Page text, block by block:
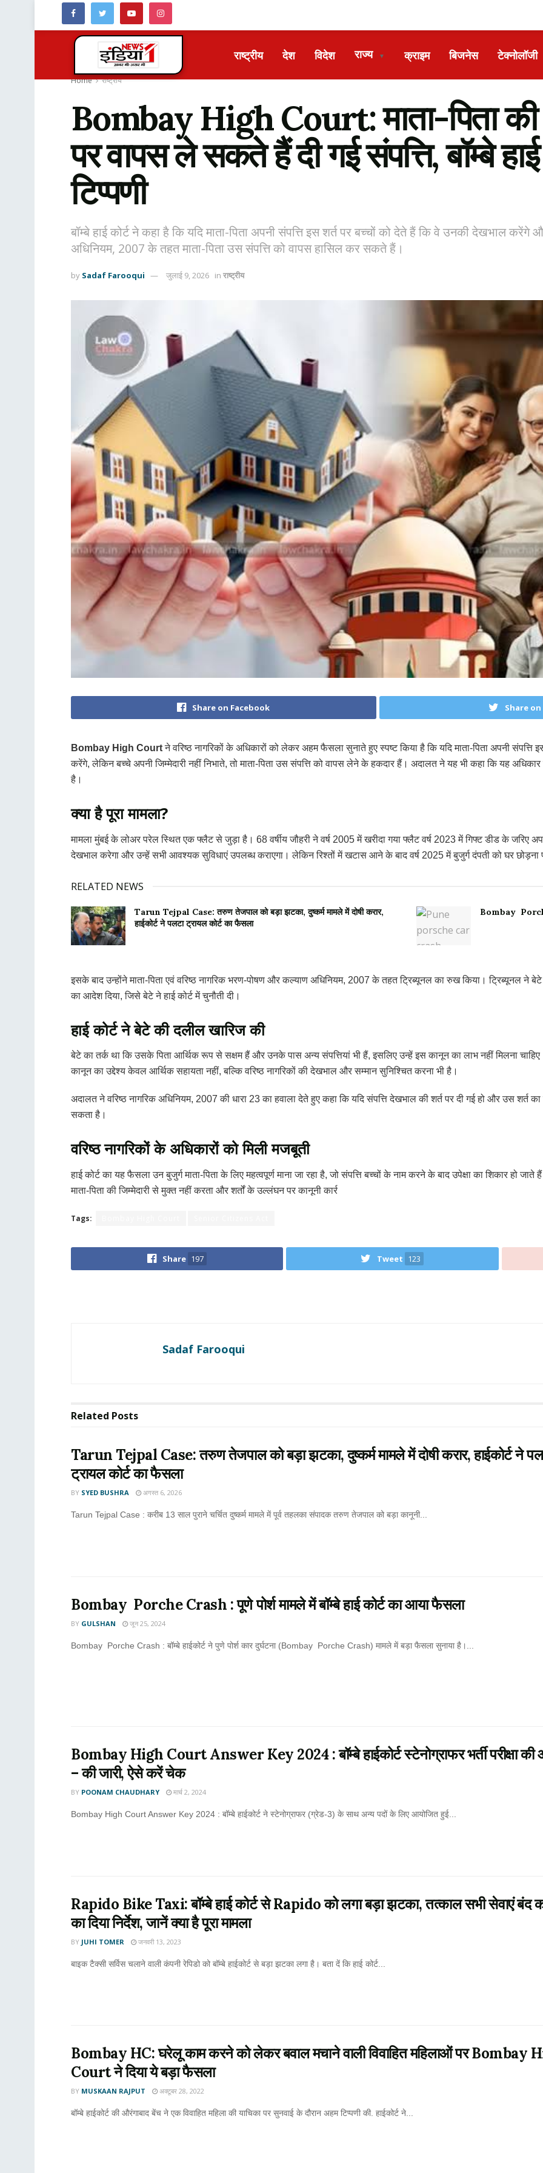
राष्ट्रीय देश विदेश राज्य ▼ क्राइम बिजनेस टेक्नोलॉजी
Home राष्ट्रीय
Bombay High Court: माता-पिता
पर वापस ले सकते हैं दी गई संपत्ति, बॉम्बे
टिप्पणी
बॉम्बे हाई कोर्ट ने कहा है कि यदि माता-पिता अपनी संपत्ति इस शर्त पर बच्चों को देते हैं कि वे उनकी देखभाल करेंगे
अधिनियम, 2007 के तहत माता-पिता उस संपत्ति को वापस हासिल कर सकते हैं।
by Sadaf Farooqui जुलाई 9, 2026 in राष्ट्रीय
Share on Facebook Share
Bombay High Courtने वरिष्ठ नागरिकों के अधिकारों को लेकर अहम फैसला सुनाते हुए स्पष्ट किया है कि यदि माता-पिता अपनी
करेंगे, लेकिन बच्चे अपनी जिम्मेदारी नहीं निभाते, तो माता-पिता उस संपत्ति को वापस लेने के हकदार हैं। अदालत ने यह भी कहा कि यह
है।
क्या है पूरा मामला?
मामला मुंबई के लोअर परेल स्थित एक फ्लैट से जुड़ा है। 68 वर्षीय जौहरी ने वर्ष 2005 में खरीदा गया फ्लैट वर्ष 2023 में गिफ्ट डीड के जरिए
देखभाल करेगा और उन्हें सभी आवश्यक सुविधाएं उपलब्ध कराएगा। लेकिन रिश्तों में खटास आने के बाद वर्ष 2025 में बुजुर्ग दंपती को घर छोड़ना
RELATED NEWS
Tarun Tejpal Case: तरुण तेजपाल को बड़ा झटका, दुष्कर्म मामले में दोषी करार,
हाईकोर्ट ने पलटा ट्रायल कोर्ट का फैसला
Bombay Porche
इसके बाद उन्होंने माता-पिता एवं वरिष्ठ नागरिक भरण-पोषण और कल्याण अधिनियम, 2007 के तहत ट्रिब्यूनल का रुख किया। ट्रिब्यूनल ने
का आदेश दिया, जिसे बेटे ने हाई कोर्ट में चुनौती दी।
हाई कोर्ट ने बेटे की दलील खारिज की
बेटे का तर्क था कि उसके पिता आर्थिक रूप से सक्षम हैं और उनके पास अन्य संपत्तियां भी हैं, इसलिए उन्हें इस कानून का लाभ नहीं मिलना
कानून का उद्देश्य केवल आर्थिक सहायता नहीं, बल्कि वरिष्ठ नागरिकों की देखभाल और सम्मान सुनिश्चित करना भी है।
अदालत ने वरिष्ठ नागरिक अधिनियम, 2007 की धारा 23 का हवाला देते हुए कहा कि यदि संपत्ति देखभाल की शर्त पर दी गई हो और उस शर्त
सकता है।
वरिष्ठ नागरिकों के अधिकारों को मिली मजबूती
हाई कोर्ट का यह फैसला उन बुजुर्ग माता-पिता के लिए महत्वपूर्ण माना जा रहा है, जो संपत्ति बच्चों के नाम करने के बाद उपेक्षा का शिकार हो
माता-पिता की जिम्मेदारी से मुक्त नहीं करता और शर्तों के उल्लंघन पर कानूनी कार्र
Tags:
Share 197 Tweet 123
Sadaf Farooqui
Related Posts
Tarun Tejpal Case: तरुण तेजपाल को बड़ा झटका, दुष्कर्म मामले में दोषी करार, हाईकोर्ट ने
ट्रायल कोर्ट का फैसला
BY SYED BUSHRA अगस्त 6, 2026
Tarun Tejpal Case : करीब 13 साल पुराने चर्चित दुष्कर्म मामले में पूर्व तहलका संपादक तरुण तेजपाल को बड़ा कानूनी...
Bombay Porche Crash : पूणे पोर्श मामले में बॉम्बे हाई कोर्ट का आया फैसला
BY GULSHAN जून 25, 2024
Bombay Porche Crash : बॉम्बे हाईकोर्ट ने पुणे पोर्श कार दुर्घटना (Bombay Porche Crash) मामले में बड़ा फैसला सुनाया है।...
Bombay High Court Answer Key 2024 : बॉम्बे हाईकोर्ट स्टेनोग्राफर भर्ती परीक्षा
– की जारी, ऐसे करें चेक
BY POONAM CHAUDHARY मार्च 2, 2024
Bombay High Court Answer Key 2024 : बॉम्बे हाईकोर्ट ने स्टेनोग्राफर (ग्रेड-3) के साथ अन्य पदों के लिए आयोजित हुई...
Rapido Bike Taxi: बॉम्बे हाई कोर्ट से Rapido को लगा बड़ा झटका, तत्काल सभी सेवाएं बंद
का दिया निर्देश, जानें क्या है पूरा मामला
BY JUHI TOMER जनवरी 13, 2023
बाइक टैक्सी सर्विस चलाने वाली कंपनी रेपिडो को बॉम्बे हाईकोर्ट से बड़ा झटका लगा है। बता दें कि हाई कोर्ट...
Bombay HC: घरेलू काम करने को लेकर बवाल मचाने वाली विवाहित महिलाओं पर Bombay
Court ने दिया ये बड़ा फैसला
BY MUSKAAN RAJPUT अक्टूबर 28, 2022
बॉम्बे हाईकोर्ट की औरंगाबाद बेंच ने एक विवाहित महिला की याचिका पर सुनवाई के दौरान अहम टिप्पणी की. हाईकोर्ट ने...